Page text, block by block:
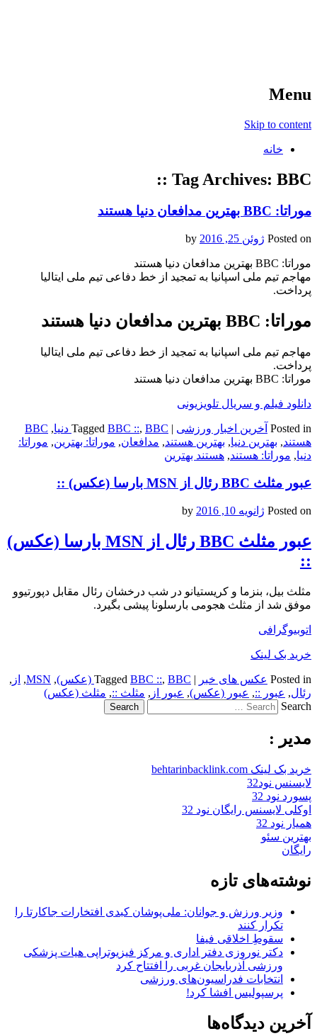
Menu
Skip to content
خانه
Tag Archives: BBC ::
موراتا: BBC بهترین مدافعان دنیا هستند
Posted on ژوئن 25, 2016
موراتا: BBC بهترین مدافعان دنیا هستند
مهاجم تیم ملی اسپانیا به تمجید از خط دفاعی تیم ملی ایتالیا
پرداخت.
موراتا: BBC بهترین مدافعان دنیا هستند
مهاجم تیم ملی اسپانیا به تمجید از خط دفاعی تیم ملی ایتالیا
پرداخت.
موراتا: BBC بهترین مدافعان دنیا هستند
دانلود فیلم و سریال تلویزیونی
Posted in آخرین اخبار ورزشی |
Tagged BBC ::, BBC دنیا ,
BBC
هستند, بهترین دنیا, بهترین هستند, مدافعان, موراتا: بهترین, موراتا:
دنیا, موراتا: هستند, هستند بهترین
عبور مثلث BBC رئال از MSN بارسا (عکس) ::
Posted on ژانویه 10, 2016
عبور مثلث BBC رئال از MSN بارسا (عکس)
::
مثلث بیل، بنزما و کریستیانو در شب درخشان رئال مقابل دپورتیوو
موفق شد از مثلث هجومی بارسلونا پیشی بگیرد.
اتوبیوگرافی
خرید بک لینک
Posted in عکس های خبر |
Tagged BBC ::, BBC (عکس) ,
MSN
, از ,
رئال, عبور ::, عبور (عکس), عبور از , مثلث ::, مثلث (عکس)
Search
مدیر :
خرید بک لینک behtarinbacklink.com
لایسنس نود32
پسورد نود 32
اوکلی لایسنس رایگان نود 32
همیار نود 32
بهترین سئو
رایگان
نوشته‌های تازه
وزیر ورزش و جوانان: ملی‌پوشان کبدی افتخارات جاکارتا را
تکرار کنند
سقوطِ اخلاقی فیفا
دکتر نوروزی دفتر اداری و مرکز فیزیوتراپی هیات پزشکی
ورزشی آذربایجان غربی را افتتاح کرد
انتخابات فدراسیون‌های ورزشی
پرسپولیس افشا کرد!
آخرین دیدگاه‌ها